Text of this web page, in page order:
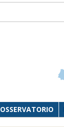
OSSERVATORIO